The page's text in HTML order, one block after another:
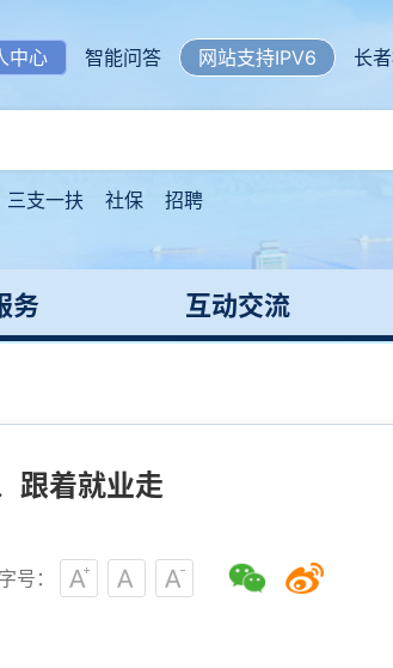
中心 智能问答 网站支持IPV6 长
三支一扶 社保 招聘
务 互动交流
跟着就业走
字号：